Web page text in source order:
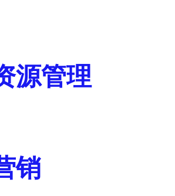
源管理
销